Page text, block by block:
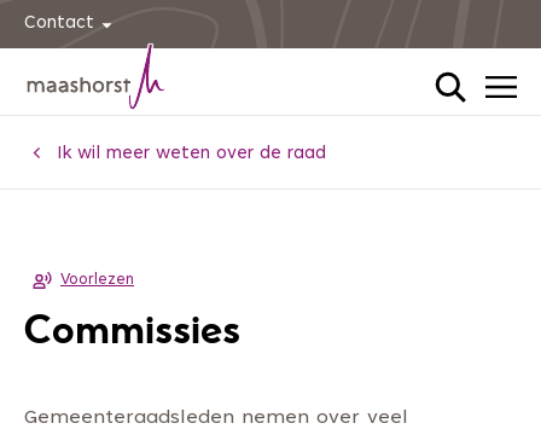
Contact
HomeIk wil meer weten over de raad
Voorlezen
Commissies
Gemeenteraadsleden nemen over veel